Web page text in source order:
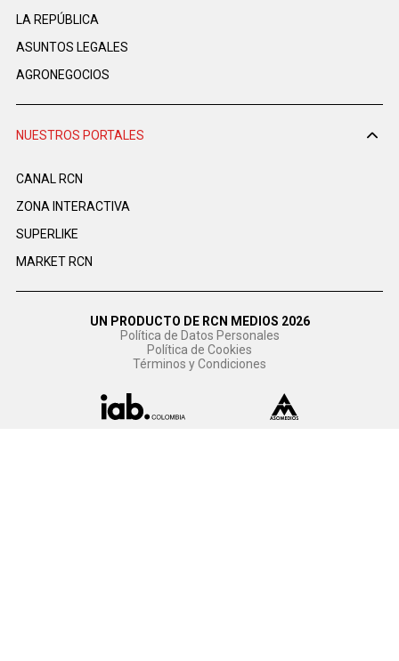
LA REPÚBLICA
ASUNTOS LEGALES
AGRONEGOCIOS
NUESTROS PORTALES
CANAL RCN
ZONA INTERACTIVA
SUPERLIKE
MARKET RCN
UN PRODUCTO DE RCN MEDIOS 2026
Política de Datos Personales
Política de Cookies
Términos y Condiciones